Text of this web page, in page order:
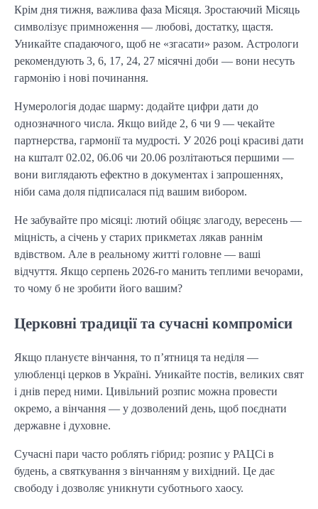
Крім дня тижня, важлива фаза Місяця. Зростаючий Місяць
символізує примноження — любові, достатку, щастя.
Уникайте спадаючого, щоб не «згасати» разом. Астрологи
рекомендують 3, 6, 17, 24, 27 місячні доби — вони несуть
гармонію і нові починання.
Нумерологія додає шарму: додайте цифри дати до
однозначного числа. Якщо вийде 2, 6 чи 9 — чекайте
партнерства, гармонії та мудрості. У 2026 році красиві дати
на кшталт 02.02, 06.06 чи 20.06 розлітаються першими —
вони виглядають ефектно в документах і запрошеннях,
ніби сама доля підписалася під вашим вибором.
Не забувайте про місяці: лютий обіцяє злагоду, вересень —
міцність, а січень у старих прикметах лякав раннім
вдівством. Але в реальному житті головне — ваші
відчуття. Якщо серпень 2026-го манить теплими вечорами,
то чому б не зробити його вашим?
Церковні традиції та сучасні компроміси
Якщо плануєте вінчання, то п’ятниця та неділя —
улюбленці церков в Україні. Уникайте постів, великих свят
і днів перед ними. Цивільний розпис можна провести
окремо, а вінчання — у дозволений день, щоб поєднати
державне і духовне.
Сучасні пари часто роблять гібрид: розпис у РАЦСі в
будень, а святкування з вінчанням у вихідний. Це дає
свободу і дозволяє уникнути суботнього хаосу.